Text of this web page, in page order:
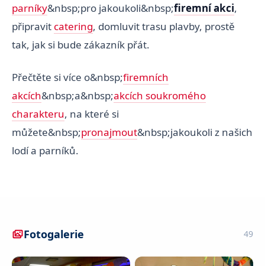
parníky&nbsp;pro jakoukoli&nbsp;firemní akci,
připravit catering, domluvit trasu plavby, prostě
tak, jak si bude zákazník přát.
Přečtěte si více o&nbsp;firemních
akcích&nbsp;a&nbsp;akcích soukromého
charakteru, na které si
můžete&nbsp;pronajmout&nbsp;jakoukoli z našich
lodí a parníků.
Fotogalerie 49